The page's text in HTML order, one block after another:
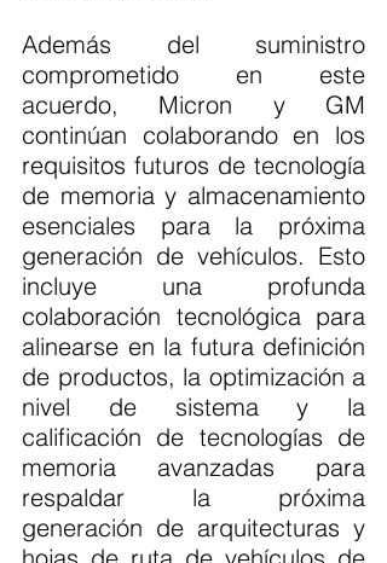
Además del suministro
comprometido en este
acuerdo, Micron y GM
continúan colaborando en los
requisitos futuros de tecnología
de memoria y almacenamiento
esenciales para la próxima
generación de vehículos. Esto
incluye una profunda
colaboración tecnológica para
alinearse en la futura definición
de productos, la optimización a
nivel de sistema y la
calificación de tecnologías de
memoria avanzadas para
respaldar la próxima
generación de arquitecturas y